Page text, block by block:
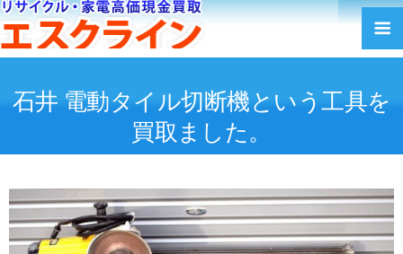
石井 電動タイル切断機という工具を
買取ました。